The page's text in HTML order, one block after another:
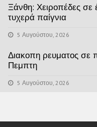
Ξάνθη: Χειροπέδες σε
τυχερά παίγνια
5 Αυγούστου, 2026
Διακοπη ρευματος σε
Πεμπτη
5 Αυγούστου, 2026